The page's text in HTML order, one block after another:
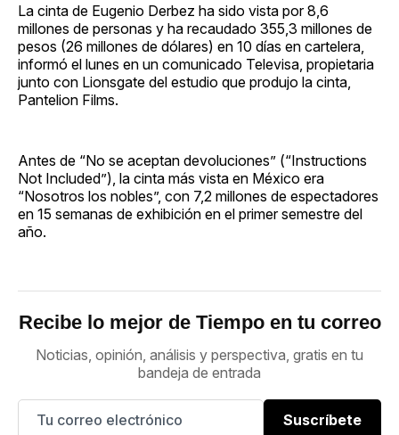
La cinta de Eugenio Derbez ha sido vista por 8,6
millones de personas y ha recaudado 355,3 millones de
pesos (26 millones de dólares) en 10 días en cartelera,
informó el lunes en un comunicado Televisa, propietaria
junto con Lionsgate del estudio que produjo la cinta,
Pantelion Films.
Antes de “No se aceptan devoluciones” (“Instructions
Not Included”), la cinta más vista en México era
“Nosotros los nobles”, con 7,2 millones de espectadores
en 15 semanas de exhibición en el primer semestre del
año.
Recibe lo mejor de Tiempo en tu correo
Noticias, opinión, análisis y perspectiva, gratis en tu
bandeja de entrada
Suscríbete